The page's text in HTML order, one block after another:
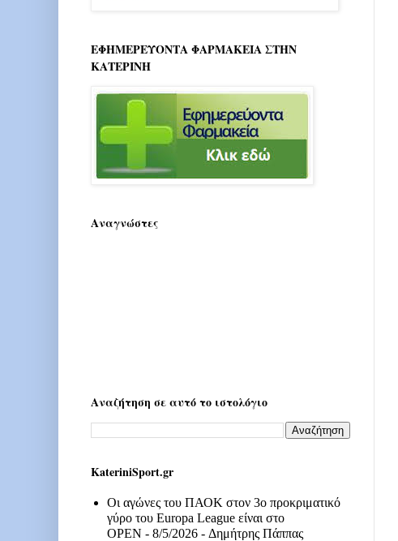
ΕΦΗΜΕΡΕΥΟΝΤΑ ΦΑΡΜΑΚΕΙΑ ΣΤΗΝ
ΚΑΤΕΡΙΝΗ
Αναγνώστες
Αναζήτηση σε αυτό το ιστολόγιο
KateriniSport.gr
Οι αγώνες του ΠΑΟΚ στον 3ο προκριματικό
γύρο του Europa League είναι στο
OPEN - 8/5/2026 - Δημήτρης Πάππας